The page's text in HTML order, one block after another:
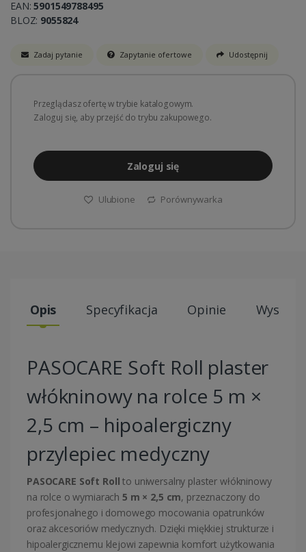
EAN:5901549788495
BLOZ: 9055824
Zadaj pytanie Zapytanie ofertowe Udostępnij
Przeglądasz ofertę w trybie katalogowym.
Zaloguj się, aby przejść do trybu zakupowego.
Zaloguj się
Ulubione Porównywarka
Opis Specyfikacja Opinie Wysyłki
PASOCARE Soft Roll plaster
włókninowy na rolce 5 m ×
2,5 cm – hipoalergiczny
przylepiec medyczny
PASOCARE Soft Roll to uniwersalny plaster włókninowy
na rolce o wymiarach 5 m × 2,5 cm, przeznaczony do
profesjonalnego i domowego mocowania opatrunków
oraz akcesoriów medycznych. Dzięki miękkiej strukturze i
hipoalergicznemu klejowi zapewnia komfort użytkowania